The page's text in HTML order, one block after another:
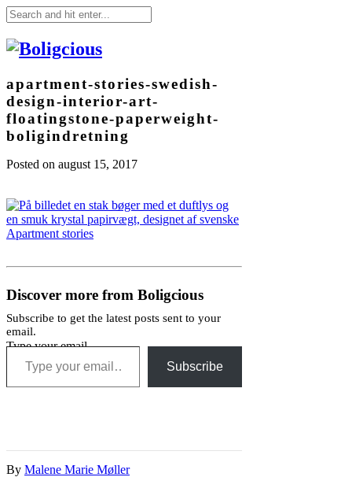
apartment-stories-swedish-
design-interior-art-
floatingstone-paperweight-
boligindretning
Posted on august 15, 2017
Discover more from Boligcious
Subscribe to get the latest posts sent to your
email.
Type your email…
Subscribe
By Malene Marie Møller